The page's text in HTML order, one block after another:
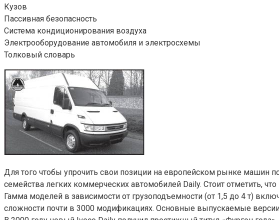
Кузов
Пассивная безопасность
Система кондиционирования воздуха
Электрооборудование автомобиля и электросхемы
Толковый словарь
Для того чтобы упрочить свои позиции на европейском рынке машин
семейства легких коммерческих автомобилей Daily. Стоит отметить,
Гамма моделей в зависимости от грузоподъемности (от 1,5 до 4 т)
сложности почти в 3000 модификациях. Основные выпускаемые